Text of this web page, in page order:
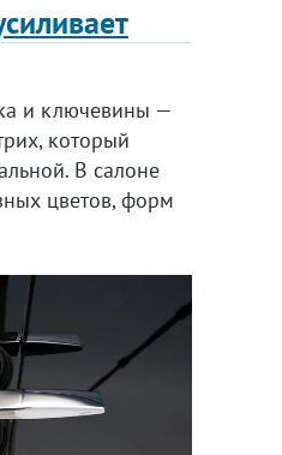
и ключевины —
который
В салоне
цветов, форм